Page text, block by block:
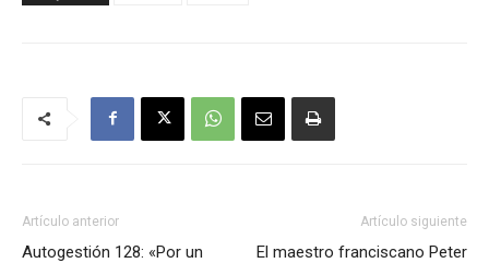
Artículo anterior
Autogestión 128: «Por un
Artículo siguiente
El maestro franciscano Peter